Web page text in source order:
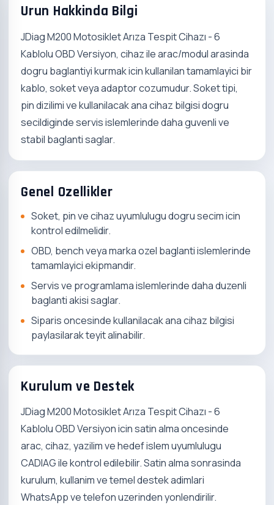
Urun Hakkinda Bilgi
JDiag M200 Motosiklet Arıza Tespit Cihazı - 6
Kablolu OBD Versiyon, cihaz ile arac/modul arasinda
dogru baglantiyi kurmak icin kullanilan tamamlayici bir
kablo, soket veya adaptor cozumudur. Soket tipi,
pin dizilimi ve kullanilacak ana cihaz bilgisi dogru
secildiginde servis islemlerinde daha guvenli ve
stabil baglanti saglar.
Genel Ozellikler
Soket, pin ve cihaz uyumlulugu dogru secim icin
kontrol edilmelidir.
OBD, bench veya marka ozel baglanti islemlerinde
tamamlayici ekipmandir.
Servis ve programlama islemlerinde daha duzenli
baglanti akisi saglar.
Siparis oncesinde kullanilacak ana cihaz bilgisi
paylasilarak teyit alinabilir.
Kurulum ve Destek
JDiag M200 Motosiklet Arıza Tespit Cihazı - 6
Kablolu OBD Versiyon icin satin alma oncesinde
arac, cihaz, yazilim ve hedef islem uyumlulugu
CADIAG ile kontrol edilebilir. Satin alma sonrasinda
kurulum, kullanim ve temel destek adimlari
WhatsApp ve telefon uzerinden yonlendirilir.